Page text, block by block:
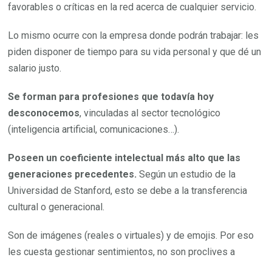
favorables o críticas en la red acerca de cualquier servicio.
Lo mismo ocurre con la empresa donde podrán trabajar: les
piden disponer de tiempo para su vida personal y que dé un
salario justo.
Se forman para profesiones que todavía hoy
desconocemos, vinculadas al sector tecnológico
(inteligencia artificial, comunicaciones…).
Poseen un coeficiente intelectual más alto que las
generaciones precedentes. Según un estudio de la
Universidad de Stanford, esto se debe a la transferencia
cultural o generacional.
Son de imágenes (reales o virtuales) y de emojis. Por eso
les cuesta gestionar sentimientos, no son proclives a